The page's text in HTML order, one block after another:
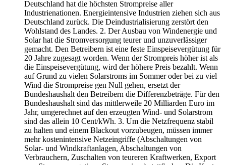
Deutschland hat die höchsten Strompreise aller
Industrienationen. Energieintensive Industrien ziehen sich aus
Deutschland zurück. Die Deindustrialisierung zerstört den
Wohlstand des Landes. 2. Der Ausbau von Windenergie und
Solar hat die Stromversorgung teurer und unzuverlässiger
gemacht. Den Betreibern ist eine feste Einspeisevergütung für
20 Jahre zugesagt worden. Wenn der Strompreis höher ist als
die Einspeisevergütung, wird der höhere Preis bezahlt. Wenn
auf Grund zu vielen Solarstroms im Sommer oder bei zu viel
Wind die Strompreise gen Null gehen, ersetzt der
Bundeshaushalt den Betreibern die Differenzbeträge. Für den
Bundeshaushalt sind das mittlerweile 20 Milliarden Euro im
Jahr, umgerechnet auf den erzeugten Wind- und Solarstrom
sind das allein 10 Cent/kWh. 3. Um die Netzfrequenz stabil
zu halten und einem Blackout vorzubeugen, müssen immer
mehr kostenintensive Netzeingriffe (Abschaltungen von
Solar- und Windkraftanlagen, Abschaltungen von
Verbrauchern, Zuschalten von teureren Kraftwerken, Export